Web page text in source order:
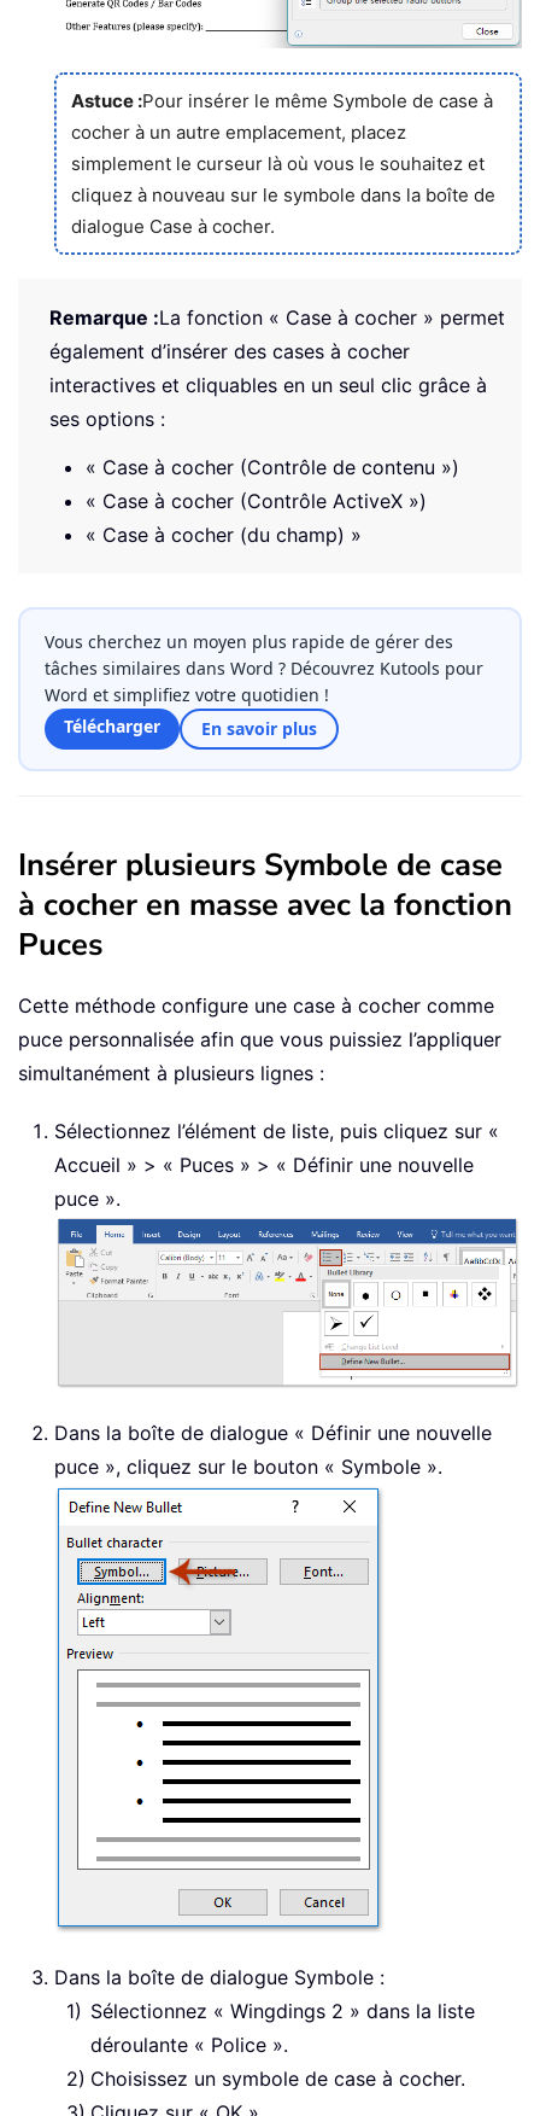
Astuce :Pour insérer le même Symbole de case à
cocher à un autre emplacement, placez
simplement le curseur là où vous le souhaitez et
cliquez à nouveau sur le symbole dans la boîte de
dialogue Case à cocher.
Remarque :La fonction « Case à cocher » permet
également d’insérer des cases à cocher
interactives et cliquables en un seul clic grâce à
ses options :
« Case à cocher (Contrôle de contenu »)
« Case à cocher (Contrôle ActiveX »)
« Case à cocher (du champ) »
Vous cherchez un moyen plus rapide de gérer des
tâches similaires dans Word ? Découvrez Kutools pour
Word et simplifiez votre quotidien !
Télécharger
En savoir plus
Insérer plusieurs Symbole de case
à cocher en masse avec la fonction
Puces
Cette méthode configure une case à cocher comme
puce personnalisée afin que vous puissiez l’appliquer
simultanément à plusieurs lignes :
Sélectionnez l’élément de liste, puis cliquez sur «
Accueil » > « Puces » > « Définir une nouvelle
puce ».
Dans la boîte de dialogue « Définir une nouvelle
puce », cliquez sur le bouton « Symbole ».
Dans la boîte de dialogue Symbole :
Sélectionnez « Wingdings 2 » dans la liste
déroulante « Police ».
Choisissez un symbole de case à cocher.